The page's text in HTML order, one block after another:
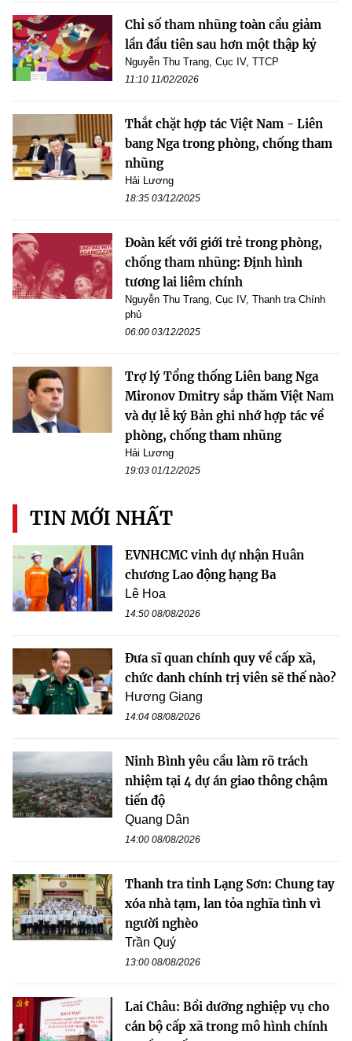
Chỉ số tham nhũng toàn cầu giảm
lần đầu tiên sau hơn một thập kỷ
Nguyễn Thu Trang, Cục IV, TTCP
11:10 11/02/2026
Thắt chặt hợp tác Việt Nam - Liên
bang Nga trong phòng, chống tham
nhũng
Hải Lương
18:35 03/12/2025
Đoàn kết với giới trẻ trong phòng,
chống tham nhũng: Định hình
tương lai liêm chính
Nguyễn Thu Trang, Cục IV, Thanh tra Chính
phủ
06:00 03/12/2025
Trợ lý Tổng thống Liên bang Nga
Mironov Dmitry sắp thăm Việt Nam
và dự lễ ký Bản ghi nhớ hợp tác về
phòng, chống tham nhũng
Hải Lương
19:03 01/12/2025
TIN MỚI NHẤT
EVNHCMC vinh dự nhận Huân
chương Lao động hạng Ba
Lê Hoa
14:50 08/08/2026
Đưa sĩ quan chính quy về cấp xã,
chức danh chính trị viên sẽ thế nào?
Hương Giang
14:04 08/08/2026
Ninh Bình yêu cầu làm rõ trách
nhiệm tại 4 dự án giao thông chậm
tiến độ
Quang Dân
14:00 08/08/2026
Thanh tra tỉnh Lạng Sơn: Chung tay
xóa nhà tạm, lan tỏa nghĩa tình vì
người nghèo
Trần Quý
13:00 08/08/2026
Lai Châu: Bồi dưỡng nghiệp vụ cho
cán bộ cấp xã trong mô hình chính